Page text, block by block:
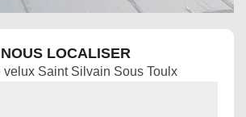
NOUS LOCALISER
velux Saint Silvain Sous Toulx